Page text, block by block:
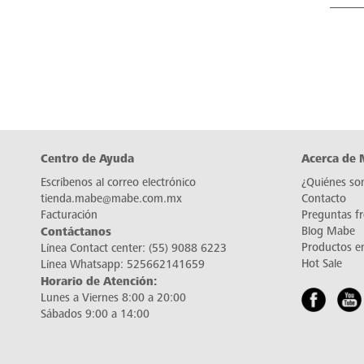
Centro de Ayuda
Escríbenos al correo electrónico
tienda.mabe@mabe.com.mx
Facturación
Contáctanos
Línea Contact center: (55) 9088 6223
Línea Whatsapp: 525662141659
Horario de Atención:
Lunes a Viernes 8:00 a 20:00
Sábados 9:00 a 14:00
Acerca de
¿Quiénes
Contacto
Preguntas
Blog Mabe
Productos
Hot Sale